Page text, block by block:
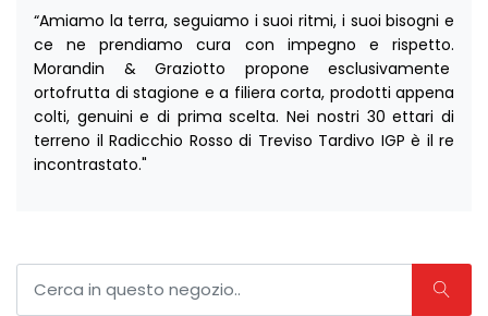
“Amiamo la terra, seguiamo i suoi ritmi, i suoi bisogni e
ce ne prendiamo cura con impegno e rispetto.
Morandin & Graziotto propone esclusivamente
ortofrutta di stagione e a filiera corta, prodotti appena
colti, genuini e di prima scelta. Nei nostri 30 ettari di
terreno il Radicchio Rosso di Treviso Tardivo IGP è il re
incontrastato."